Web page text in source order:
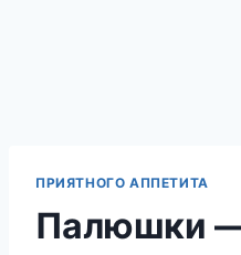
ПРИЯТНОГО АППЕТИТА
Палюшки